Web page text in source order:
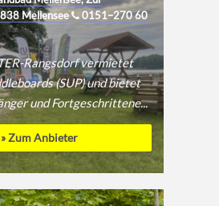
Mellensee
0151–270 60
Rangsdorf vermietet
(SUP) und bietet
und Fortgeschrittene...
» Zum Anbieter